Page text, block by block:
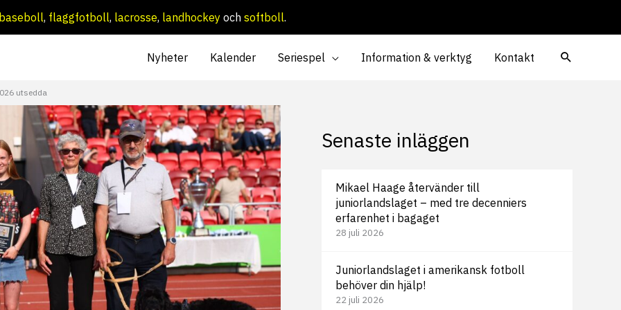
baseboll, flaggfotboll, lacrosse, landhockey och softboll.
Nyheter Kalender Seriespel Information & verktyg Kontakt
utsedda
Senaste inläggen
Mikael Haage återvänder till
juniorlandslaget – med tre decenniers
erfarenhet i bagaget
28 juli 2026
Juniorlandslaget i amerikansk fotboll
behöver din hjälp!
22 juli 2026